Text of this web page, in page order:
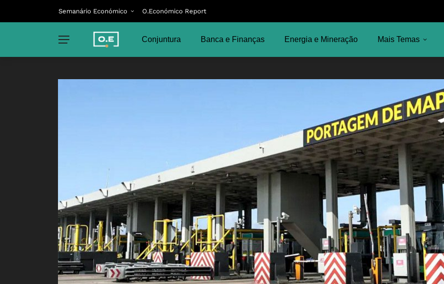
Semanário Económico O.Económico Report
Conjuntura Banca e Finanças Energia e Mineração Mais Temas